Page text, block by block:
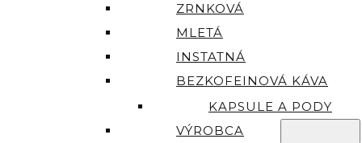
ZRNKOVÁ
MLETÁ
INSTATNÁ
BEZKOFEINOVÁ KÁVA
KAPSULE A PODY
VÝROBCA